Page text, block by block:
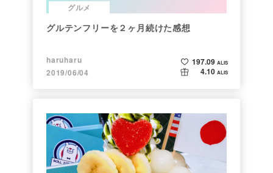
グルメ
グルテンフリーを２ヶ月続けた感想
haruharu
2019/06/04
197.09 ALIS
4.10 ALIS